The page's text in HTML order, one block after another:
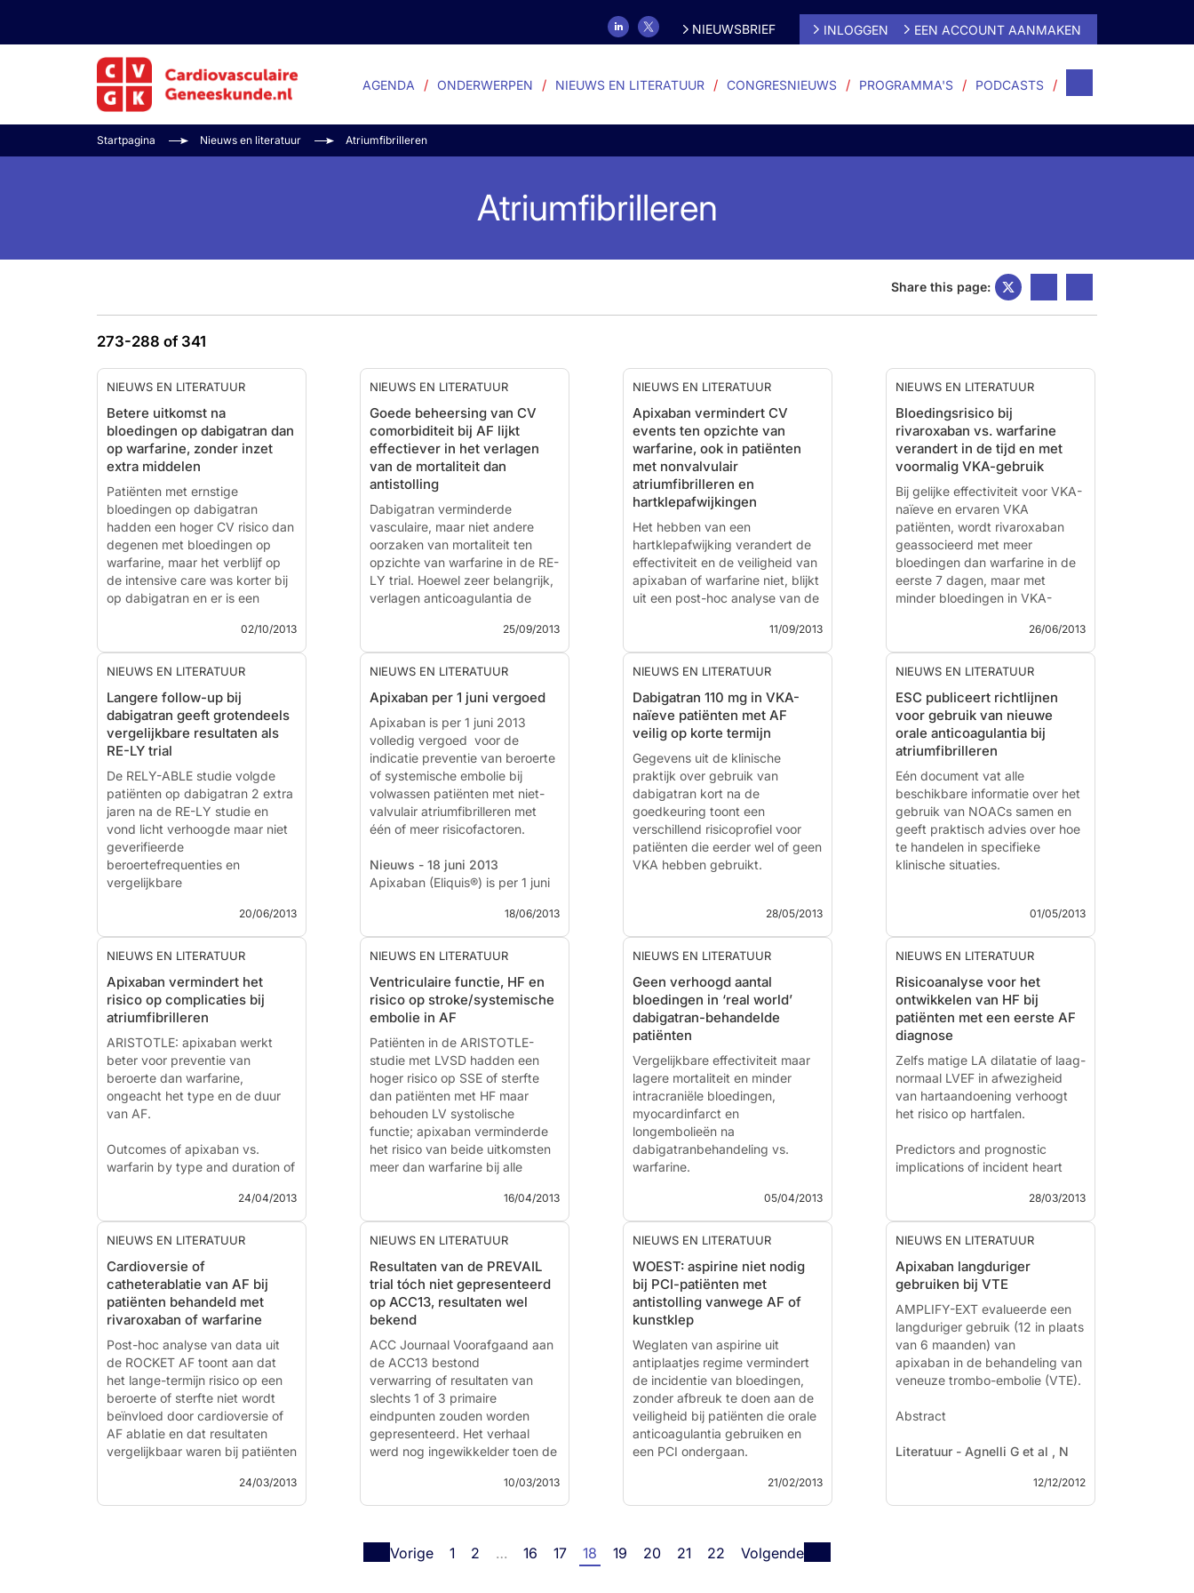
NIEUWSBRIEF INLOGGEN EEN ACCOUNT AANMAKEN
AGENDA ONDERWERPEN NIEUWS EN LITERATUUR CONGRESNIEUWS PROGRAMMA'S PODCASTS
Startpagina Nieuws en literatuur Atriumfibrilleren
Atriumfibrilleren
Share this page:
273-288 of 341
NIEUWS EN LITERATUUR
Betere uitkomst na
bloedingen op dabigatran dan
op warfarine, zonder inzet
extra middelen
Patiënten met ernstige
bloedingen op dabigatran
hadden een hoger CV risico dan
degenen met bloedingen op
warfarine, maar het verblijf op
de intensive care was korter bij
op dabigatran en er is een
Management and Outcomes of
Treatment with Dabigatran or
Warfarin
Literatuur - Majeed A , Hwang
H-G, Connolly SJ et al. -
Circulation Sept. 30 2013
Majeed A, Hwang H-G, Connolly
SJ...
02/10/2013
NIEUWS EN LITERATUUR
Goede beheersing van CV
comorbiditeit bij AF lijkt
effectiever in het verlagen
van de mortaliteit dan
antistolling
Dabigatran verminderde
vasculaire, maar niet andere
oorzaken van mortaliteit ten
opzichte van warfarine in de RE-
LY trial. Hoewel zeer belangrijk,
verlagen anticoagulantia de
Causes of Death and Influencing
Factors in Patients with Atrial
Analysis from the Randomized
Evaluation of Long-Term
Anticoagulant Therapy Study.
Literatuur - Marijon E, ...
25/09/2013
NIEUWS EN LITERATUUR
Apixaban vermindert CV
events ten opzichte van
warfarine, ook in patiënten
met nonvalvulair
atriumfibrilleren en
hartklepafwijkingen
Het hebben van een
hartklepafwijking verandert de
effectiviteit en de veiligheid van
apixaban of warfarine niet, blijkt
uit een post-hoc analyse van de
Achtergrond
De ARISTOTLE trial was
opgezet om de effectiviteit en
de veiligheid van dabigatran ten
opzichte van warfarine aan te
tonen, in het voorkomen van
beroerte of systemische...
11/09/2013
NIEUWS EN LITERATUUR
Bloedingsrisico bij
rivaroxaban vs. warfarine
verandert in de tijd en met
voormalig VKA-gebruik
Bij gelijke effectiviteit voor VKA-
naïeve en ervaren VKA
patiënten, wordt rivaroxaban
geassocieerd met meer
bloedingen dan warfarine in de
eerste 7 dagen, maar met
minder bloedingen in VKA-
dagen van behandeling.
Clinical outcomes with
transitioned from vitamin k
antagonist therapy: a subgroup
analysis of a randomized trial.
Literatuur - Mahaffey KW,
Wojdyla D, Hankey GJ et al. -
Ann Int...
26/06/2013
NIEUWS EN LITERATUUR
Langere follow-up bij
dabigatran geeft grotendeels
vergelijkbare resultaten als
RE-LY trial
De RELY-ABLE studie volgde
patiënten op dabigatran 2 extra
jaren na de RE-LY studie en
vond licht verhoogde maar niet
geverifieerde
beroertefrequenties en
vergelijkbare
The Long Term Multi-Center
Observational Study of
Patients with Atrial Fibrillation:
(RELY-ABLE) Study
Literatuur - Connolly SJ,
Wallentin L, Ezekowitz MD et
al. - CIRCULATION J...
20/06/2013
NIEUWS EN LITERATUUR
Apixaban per 1 juni vergoed
Apixaban is per 1 juni 2013
volledig vergoed voor de
indicatie preventie van beroerte
of systemische embolie bij
volwassen patiënten met niet-
valvulair atriumfibrilleren met
één of meer risicofactoren.
Nieuws - 18 juni 2013
Apixaban (Eliquis®) is per 1 juni
indicatie preventie van beroerte
of systemische embolie bij
volwassen patiënten met niet-
18/06/2013
NIEUWS EN LITERATUUR
Dabigatran 110 mg in VKA-
naïeve patiënten met AF
veilig op korte termijn
Gegevens uit de klinische
praktijk over gebruik van
dabigatran kort na de
goedkeuring toont een
verschillend risicoprofiel voor
patiënten die eerder wel of geen
VKA hebben gebruikt.
fibrillation patients in 2011: a
nationwide study.
Gislason G, Torp-Pedersen C, et
al. - BMJ Open. 2013 May
3;3(5)
Sørensen R, Gislason G, Torp-...
28/05/2013
NIEUWS EN LITERATUUR
ESC publiceert richtlijnen
voor gebruik van nieuwe
orale anticoagulantia bij
atriumfibrilleren
Eén document vat alle
beschikbare informatie over het
gebruik van NOACs samen en
geeft praktisch advies over hoe
te handelen in specifieke
klinische situaties.
Nieuws - 1 mei 2013
De European Heart Rhythm
European Society of Cardiology
(ESC) heeft een praktische
richtlijn gepubliceerd over het
gebruik van...
01/05/2013
NIEUWS EN LITERATUUR
Apixaban vermindert het
risico op complicaties bij
atriumfibrilleren
ARISTOTLE: apixaban werkt
beter voor preventie van
beroerte dan warfarine,
ongeacht het type en de duur
van AF.
Outcomes of apixaban vs.
warfarin by type and duration of
Literatuur - Al-Khatib SM,
Eur Heart J. 2013 Apr 17
Al-Kh...
24/04/2013
NIEUWS EN LITERATUUR
Ventriculaire functie, HF en
risico op stroke/systemische
embolie in AF
Patiënten in de ARISTOTLE-
studie met LVSD hadden een
hoger risico op SSE of sterfte
dan patiënten met HF maar
behouden LV systolische
functie; apixaban verminderde
het risico van beide uitkomsten
meer dan warfarine bij alle
Ezekowitz JA, Lewis BS, et al,
ARISTOTLE Committee and
Investigators - Circ Heart Fail.
2013 Apr 10. [Epub]
Left Ventricular Systolic
Dysfunction, Heart Failure and
the Risk ...
16/04/2013
NIEUWS EN LITERATUUR
Geen verhoogd aantal
bloedingen in ‘real world’
dabigatran-behandelde
patiënten
Vergelijkbare effectiviteit maar
lagere mortaliteit en minder
intracraniële bloedingen,
myocardinfarct en
longembolieën na
dabigatranbehandeling vs.
warfarine.
dabigatran etexilate and
warfarin in ‘real world’ patients
prospective nationwide cohort
study.
Literatuur - Larsen TB,
Rasmussen LH, Skjoth F et al.,...
05/04/2013
NIEUWS EN LITERATUUR
Risicoanalyse voor het
ontwikkelen van HF bij
patiënten met een eerste AF
diagnose
Zelfs matige LA dilatatie of laag-
normaal LVEF in afwezigheid
van hartaandoening verhoogt
het risico op hartfalen.
Predictors and prognostic
implications of incident heart
diagnosis of atrial fibrillation in
patients with structurally normal
hearts: the Belgrade Atrial
28/03/2013
NIEUWS EN LITERATUUR
Cardioversie of
catheterablatie van AF bij
patiënten behandeld met
rivaroxaban of warfarine
Post-hoc analyse van data uit
de ROCKET AF toont aan dat
het lange-termijn risico op een
beroerte of sterfte niet wordt
beïnvloed door cardioversie of
AF ablatie en dat resultaten
vergelijkbaar waren bij patiënten
24/03/2013
NIEUWS EN LITERATUUR
Resultaten van de PREVAIL
trial tóch niet gepresenteerd
op ACC13, resultaten wel
bekend
ACC Journaal Voorafgaand aan
de ACC13 bestond
verwarring of resultaten van
slechts 1 of 3 primaire
eindpunten zouden worden
gepresenteerd. Het verhaal
werd nog ingewikkelder toen de
het embargo verbrak en een
samenvatting van de resultaten
WATCHMAN device versus
10/03/2013
NIEUWS EN LITERATUUR
WOEST: aspirine niet nodig
bij PCI-patiënten met
antistolling vanwege AF of
kunstklep
Weglaten van aspirine uit
antiplaatjes regime vermindert
de incidentie van bloedingen,
zonder afbreuk te doen aan de
veiligheid bij patiënten die orale
anticoagulantia gebruiken en
een PCI ondergaan.
2013 Feb 12. doi:pii: S0140-
21/02/2013
NIEUWS EN LITERATUUR
Apixaban langduriger
gebruiken bij VTE
AMPLIFY-EXT evalueerde een
langduriger gebruik (12 in plaats
van 6 maanden) van
apixaban in de behandeling van
veneuze trombo-embolie (VTE).
Abstract
Literatuur - Agnelli G et al , N
Engl J Med. 2012 Dec 8.12/12/2012
Vorige 1 2 … 16 17 18 19 20 21 22 Volgende